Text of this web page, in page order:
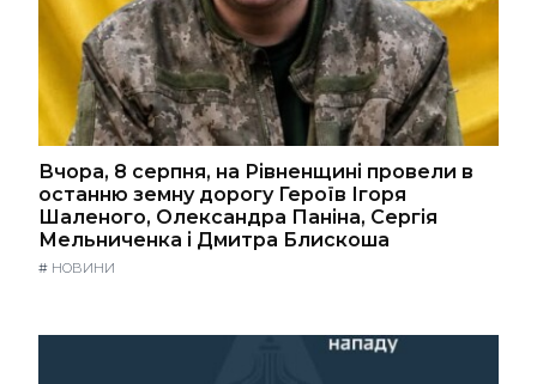
Вчора, 8 серпня, на Рівненщині провели в
останню земну дорогу Героїв Ігоря
Шаленого, Олександра Паніна, Сергія
Мельниченка і Дмитра Блискоша
# НОВИНИ